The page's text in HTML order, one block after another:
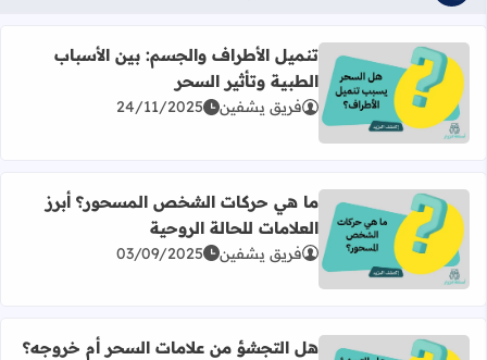
اقرأ المزيد عن تنميل الأطراف والجسم: بين الأسباب الطبية
تنميل الأطراف والجسم: بين الأسباب
الطبية وتأثير السحر
فريق يشفين 24/11/2025
اقرأ المزيد عن ما هي حركات الشخص المسحور؟ أبرز
ما هي حركات الشخص المسحور؟ أبرز
العلامات للحالة الروحية
فريق يشفين 03/09/2025
هل التجشؤ من علامات السحر أم خروجه؟